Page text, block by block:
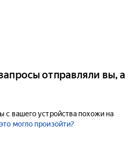
отправляли вы, а
с вашего устройства похожи на
могло произойти?